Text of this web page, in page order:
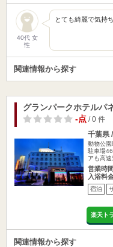
40代 女
性
とても綺麗で気持
関連情報から探す
グランパークホテルパ
-点/ 0 件
千葉県
動物公
駐車場
アも高速
営業時間
入浴料
宿泊
楽天ト
関連情報から探す